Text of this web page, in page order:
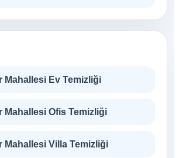
Mahallesi Ev Temizliği
Mahallesi Ofis Temizliği
Mahallesi Villa Temizliği